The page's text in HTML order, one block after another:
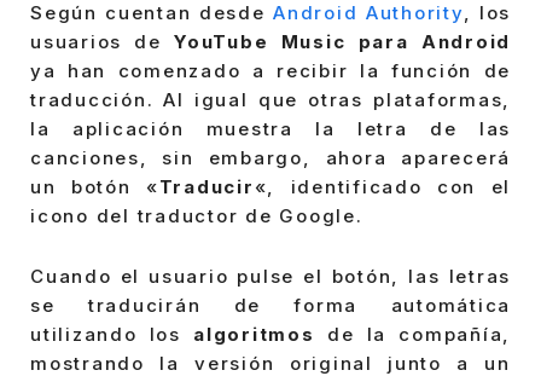
Según cuentan desdeAndroid Authority, los
usuarios de YouTube Music para Android
ya han comenzado a recibir la función de
traducción. Al igual que otras plataformas,
la aplicación muestra la letra de las
canciones, sin embargo, ahora aparecerá
un botón «Traducir «, identificado con el
icono del traductor de Google.
Cuando el usuario pulse el botón, las letras
se traducirán de forma automática
utilizando los algoritmos
de la compañía,
mostrando la versión original junto a un